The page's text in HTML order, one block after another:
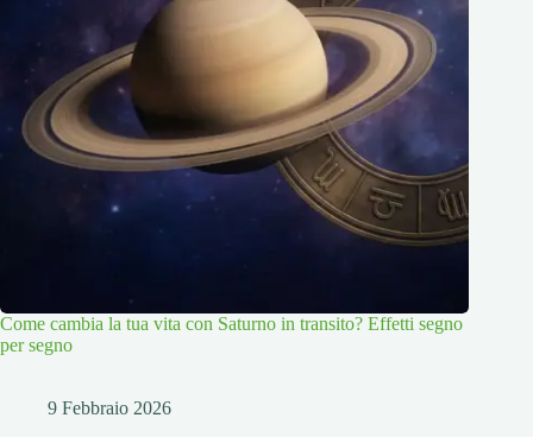
Come cambia la tua vita con Saturno in transito? Effetti segno
per segno
9 Febbraio 2026